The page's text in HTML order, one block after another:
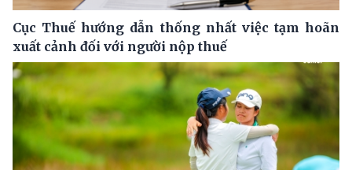
Cục Thuế hướng dẫn thống nhất việc tạm hoãn
xuất cảnh đối với người nộp thuế